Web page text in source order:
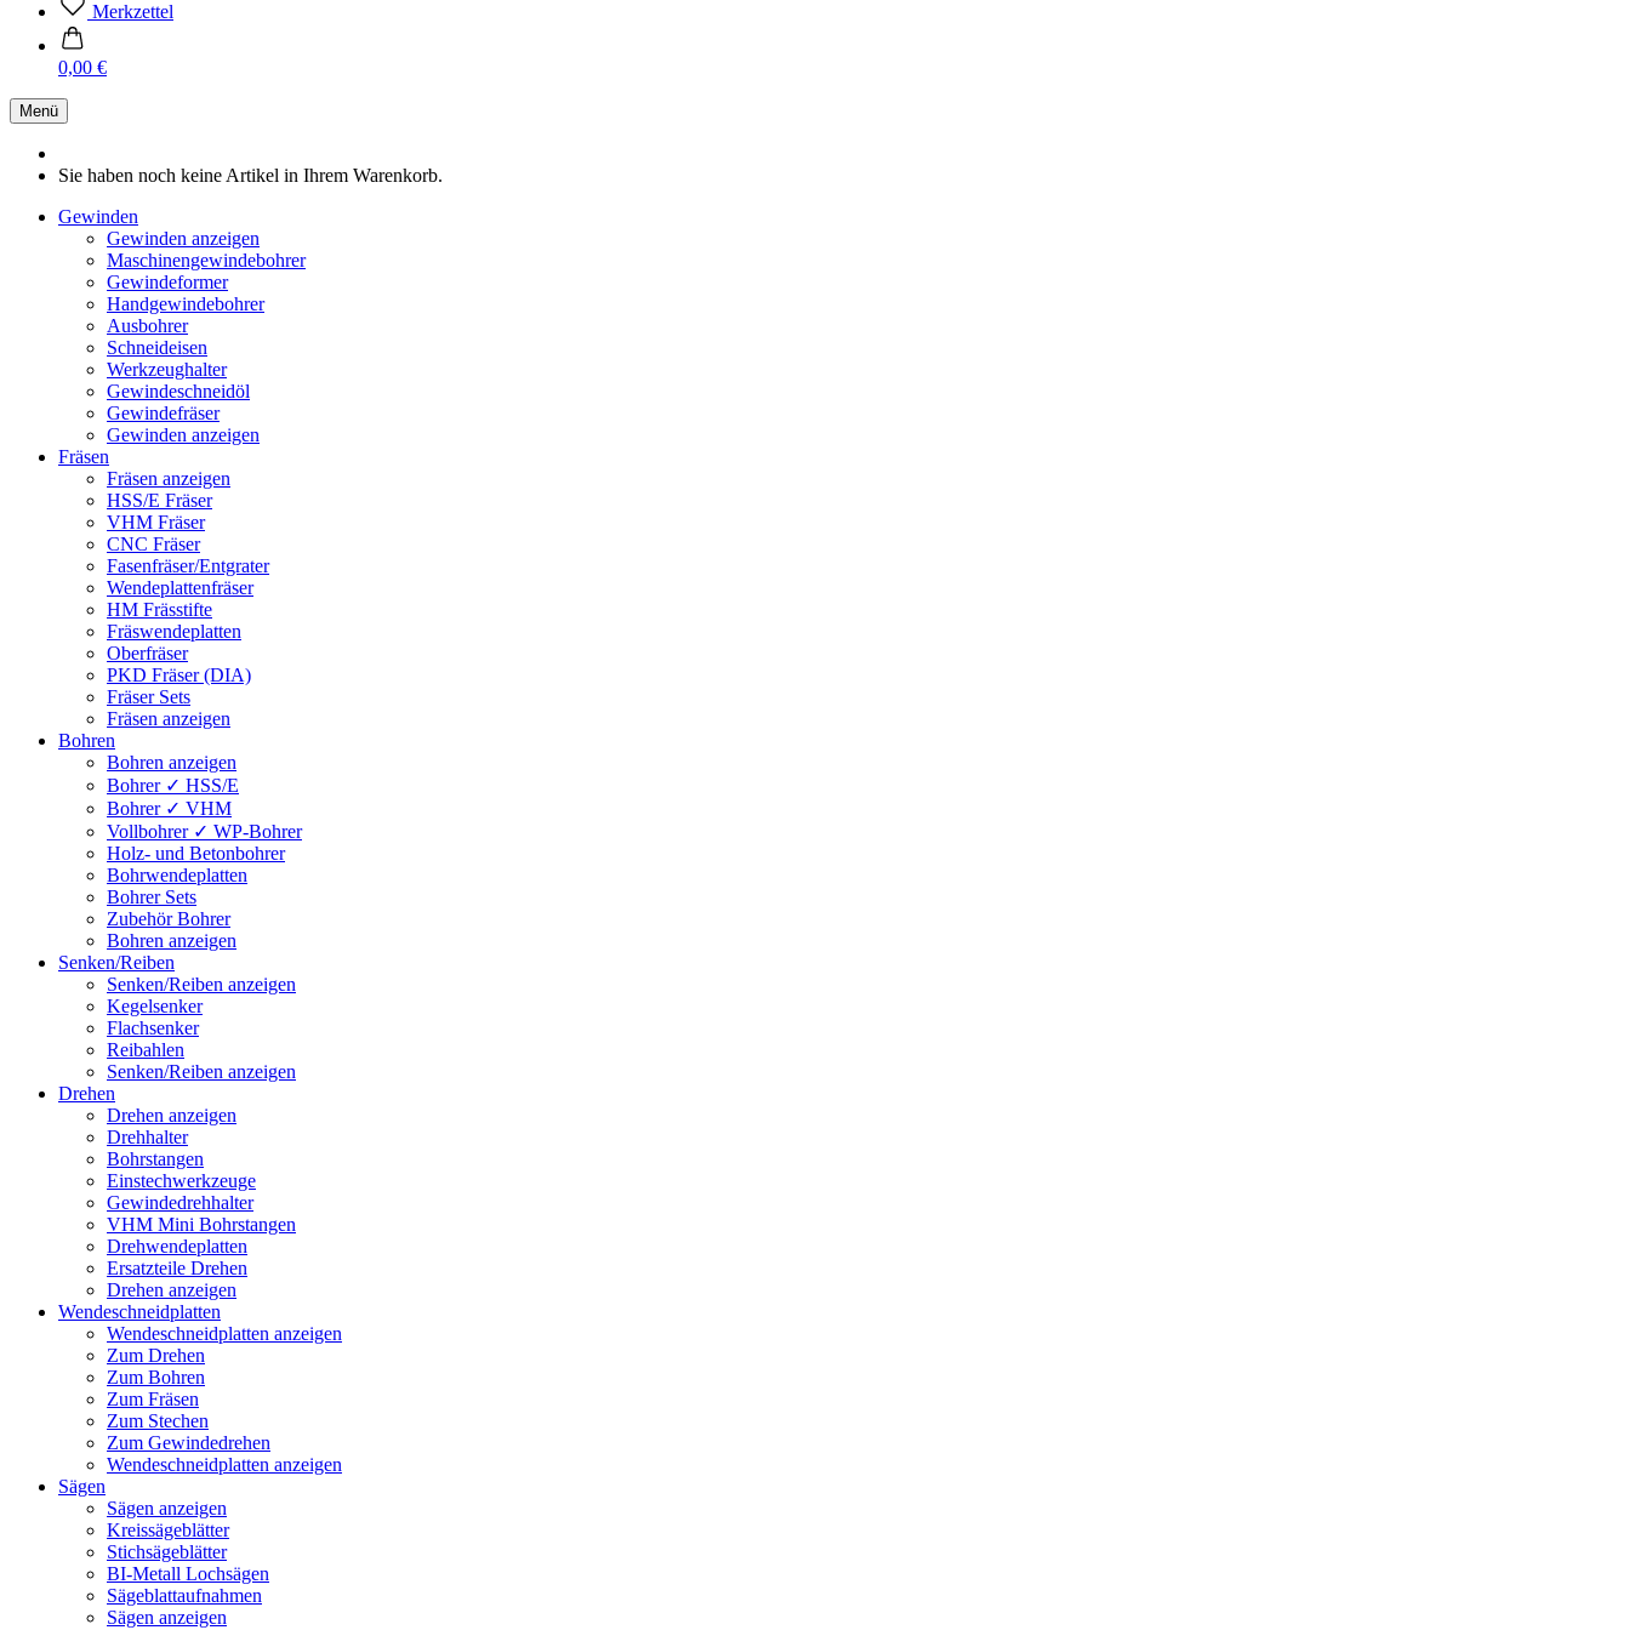
Merkzettel
0,00 €
Menü
Sie haben noch keine Artikel in Ihrem Warenkorb.
Gewinden
Gewinden anzeigen
Maschinengewindebohrer
Gewindeformer
Handgewindebohrer
Ausbohrer
Schneideisen
Werkzeughalter
Gewindeschneidöl
Gewindefräser
Gewinden anzeigen
Fräsen
Fräsen anzeigen
HSS/E Fräser
VHM Fräser
CNC Fräser
Fasenfräser/Entgrater
Wendeplattenfräser
HM Frässtifte
Fräswendeplatten
Oberfräser
PKD Fräser (DIA)
Fräser Sets
Fräsen anzeigen
Bohren
Bohren anzeigen
Bohrer ✓ HSS/E
Bohrer ✓ VHM
Vollbohrer ✓ WP-Bohrer
Holz- und Betonbohrer
Bohrwendeplatten
Bohrer Sets
Zubehör Bohrer
Bohren anzeigen
Senken/Reiben
Senken/Reiben anzeigen
Kegelsenker
Flachsenker
Reibahlen
Senken/Reiben anzeigen
Drehen
Drehen anzeigen
Drehhalter
Bohrstangen
Einstechwerkzeuge
Gewindedrehhalter
VHM Mini Bohrstangen
Drehwendeplatten
Ersatzteile Drehen
Drehen anzeigen
Wendeschneidplatten
Wendeschneidplatten anzeigen
Zum Drehen
Zum Bohren
Zum Fräsen
Zum Stechen
Zum Gewindedrehen
Wendeschneidplatten anzeigen
Sägen
Sägen anzeigen
Kreissägeblätter
Stichsägeblätter
BI-Metall Lochsägen
Sägeblattaufnahmen
Sägen anzeigen